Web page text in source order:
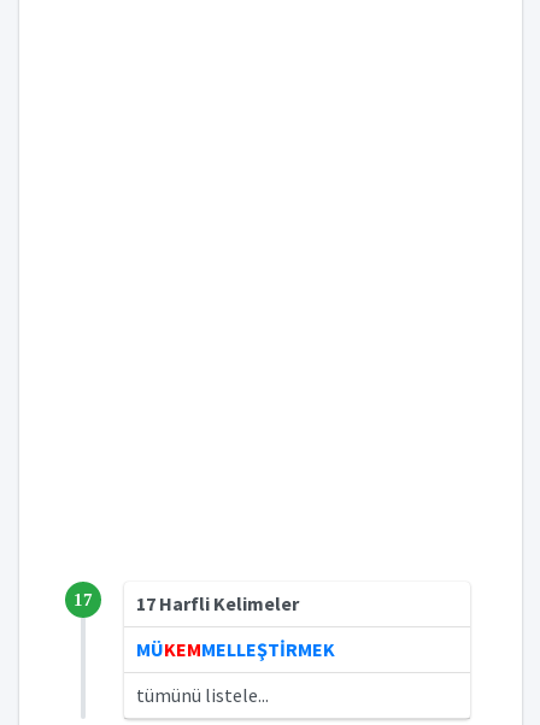
17
17 Harfli Kelimeler
MÜKEMMELLEŞTİRMEK
tümünü listele...